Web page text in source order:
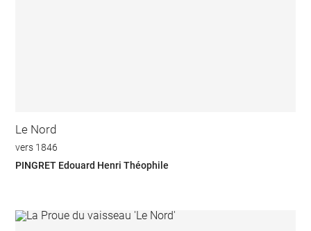
Le Nord
vers 1846
PINGRET Edouard Henri Théophile